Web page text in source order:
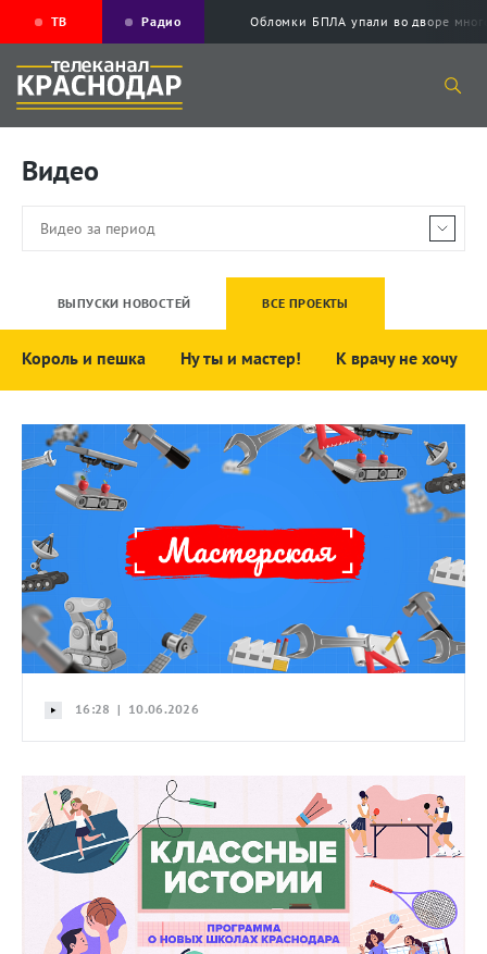
ТВ Радио Обломки БПЛА упали во дворе
Видео
ВЫПУСКИ НОВОСТЕЙ ВСЕ ПРОЕКТЫ
Король и пешка Ну ты и мастер! К врачу не хочу
16:28 | 10.06.2026